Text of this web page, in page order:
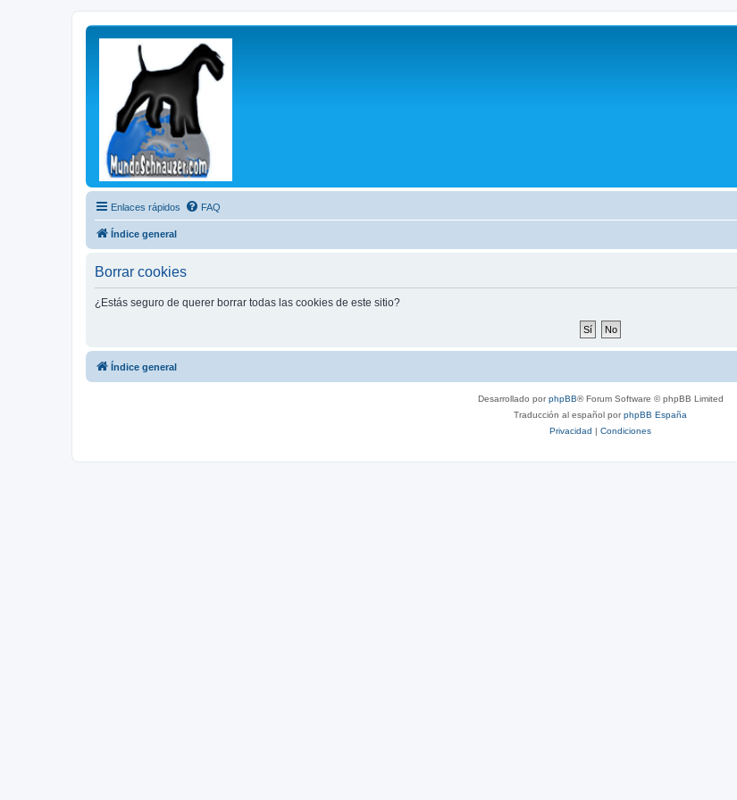
Enlaces rápidos FAQ
Índice general
Borrar cookies
¿Estás seguro de querer borrar todas las cookies de este sitio?
Índice general
Desarrollado porphpBB® Forum Software © phpBB Limited
Traducción al español porphpBB España
Privacidad | Condiciones